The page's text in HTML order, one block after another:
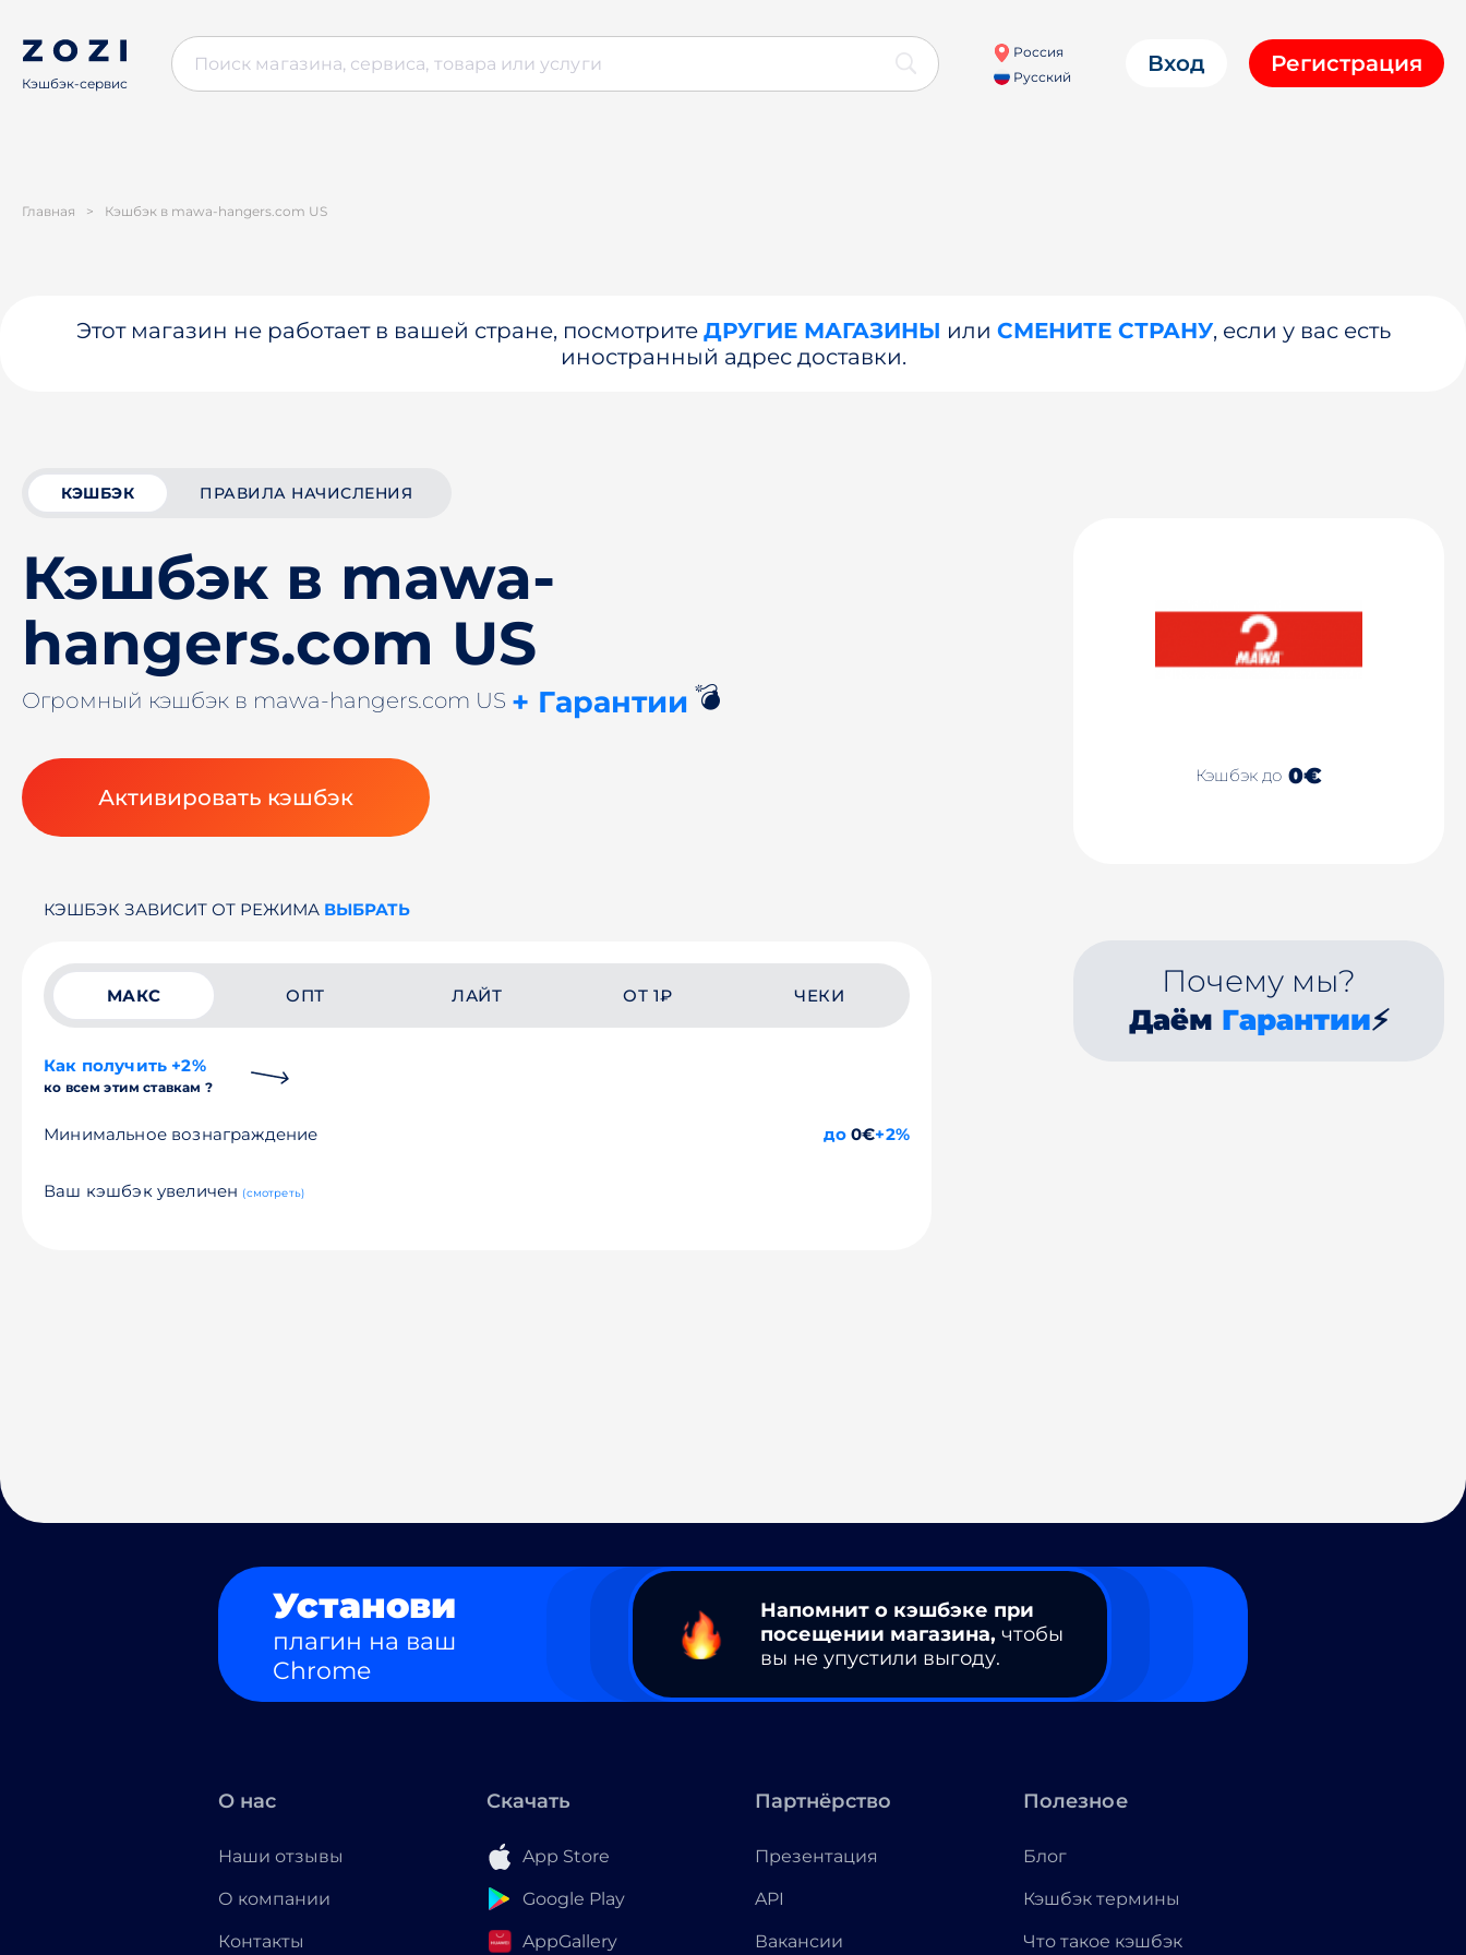
Кэшбэк-сервис
Россия
Русский
Вход Регистрация
Главная > Кэшбэк в mawa-hangers.com US
Этот магазин не работает в вашей стране, посмотрите ДРУГИЕ МАГАЗИНЫ или СМЕНИТЕ СТРАНУ, если у вас есть
иностранный адрес доставки.
КЭШБЭК ПРАВИЛА НАЧИСЛЕНИЯ
Кэшбэк в mawa-
hangers.com US
Огромный кэшбэк в mawa-hangers.com US + Гарантии 💣
Активировать кэшбэк
Кэшбэк до 0€
КЭШБЭК ЗАВИСИТ ОТ РЕЖИМА ВЫБРАТЬ
МАКС ОПТ ЛАЙТ ОТ 1₽ ЧЕКИ
Как получить +2%
ко всем этим ставкам ?
Минимальное вознаграждение до0€+2%
Ваш кэшбэк увеличен (смотреть)
Почему мы?
Даём Гарантии⚡
Установи
плагин на ваш
Chrome
Напомнит о кэшбэке при
посещении магазина, чтобы
вы не упустили выгоду.
О нас
Наши отзывы
О компании
Контакты
Скачать
App Store
Google Play
AppGallery
Партнёрство
Презентация
API
Вакансии
Полезное
Блог
Кэшбэк термины
Что такое кэшбэк